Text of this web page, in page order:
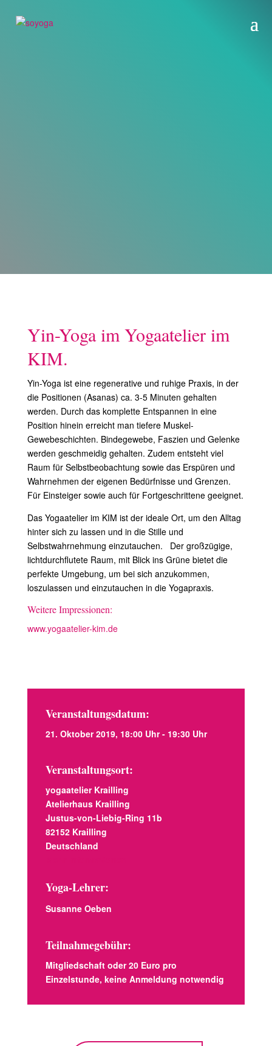
Yin-Yoga im Yogaatelier im
KIM.
Yin-Yoga ist eine regenerative und ruhige Praxis, in der
die Positionen (Asanas) ca. 3-5 Minuten gehalten
werden. Durch das komplette Entspannen in eine
Position hinein erreicht man tiefere Muskel-
Gewebeschichten. Bindegewebe, Faszien und Gelenke
werden geschmeidig gehalten. Zudem entsteht viel
Raum für Selbstbeobachtung sowie das Erspüren und
Wahrnehmen der eigenen Bedürfnisse und Grenzen.
Für Einsteiger sowie auch für Fortgeschrittene geeignet.
Das Yogaatelier im KIM ist der ideale Ort, um den Alltag
hinter sich zu lassen und in die Stille und
Selbstwahrnehmung einzutauchen. Der großzügige,
lichtdurchflutete Raum, mit Blick ins Grüne bietet die
perfekte Umgebung, um bei sich anzukommen,
loszulassen und einzutauchen in die Yogapraxis.
Weitere Impressionen:
www.yogaatelier-kim.de​
Veranstaltungsdatum:
21. Oktober 2019, 18:00 Uhr - 19:30 Uhr
Veranstaltungsort:
yogaatelier Krailling
Atelierhaus Krailling
Justus-von-Liebig-Ring 11b
82152 Krailling
Deutschland
Yoga-Lehrer:
Susanne Oeben
Teilnahmegebühr:
Mitgliedschaft oder 20 Euro pro
Einzelstunde, keine Anmeldung notwendig